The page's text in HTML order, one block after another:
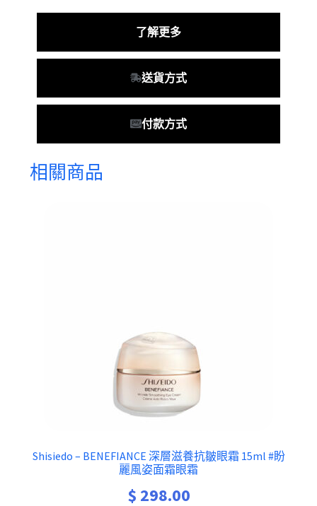
了解更多
送貨方式
付款方式
相關商品
Shisiedo – BENEFIANCE 深層滋養抗皺眼霜 15ml #盼
麗風姿面霜眼霜
$ 298.00